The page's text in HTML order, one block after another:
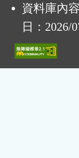
資料庫內
日：2026/